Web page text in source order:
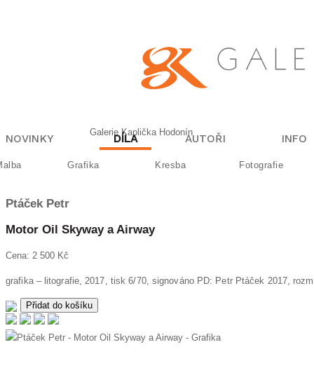
Galerie Kaplička Hodonín
NOVINKY DÍLA AUTOŘI INFO
Grafika Kresba Fotografie
PtáčekPetr
Motor Oil Skyway a Airway
Cena: 2 500 Kč
grafika – litografie, 2017, tisk 6/70, signováno PD: Petr Ptáček